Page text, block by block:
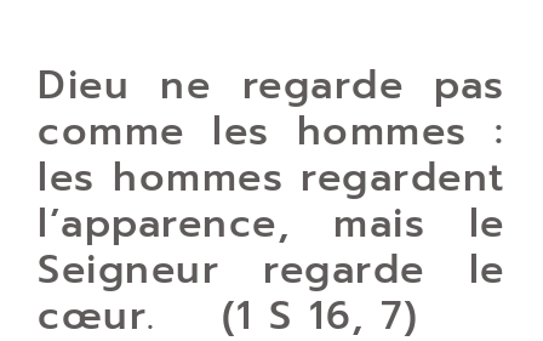
Dieu ne regarde pas
comme les hommes :
les hommes regardent
l’apparence, mais le
Seigneur regarde le
cœur. (1 S 16, 7)